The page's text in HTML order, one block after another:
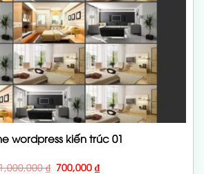
wordpress kiến trúc 01
₫ Giá
700,000₫Giá